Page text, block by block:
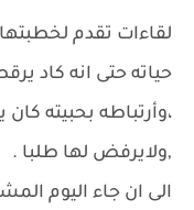
لقاءات تقدم
حياته حتى انه كاد
،وأرتباطه بحبيته
,ولايرفض لها طلبا .
الى ان جاء اليوم